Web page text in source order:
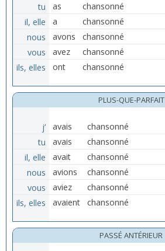
tu
as
chansonné
il, elle
a
chansonné
nous
avons
chansonné
vous
avez
chansonné
ils, elles
ont chansonné
PLUS-QUE-PARFAIT
j’ avais
chansonné
tu
avais
chansonné
il, elle
avait
chansonné
nous
avions
chansonné
vous
aviez
chansonné
ils, elles
avaient chansonné
PASSÉ ANTÉRIEUR